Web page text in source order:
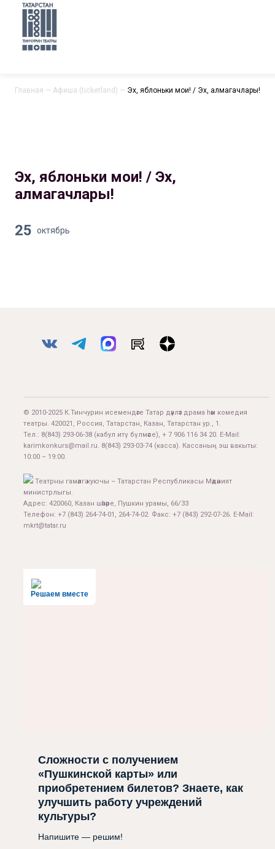
Главная — Афиша (ticketland) — Эх, яблоньки мои! / Эх, алмагачлары!
Эх, яблоньки мои! / Эх,
алмагачлары!
25 октябрь
© 2010-2025 К.Тинчурин исемендәге Татар дәүләт драма һәм комедия
театры. 420021, Россия, Татарстан, Казан, Татарстан ур., 1.
Тел.: 8(843) 293-06-38 (кабул итү бүлмәсе), + 7 906 116 34 20. E-Mail:
karimkonkurs@mail.ru. 8(843) 293-03-74 (касса). Кассаның эш вакыты:
10:00 – 19:00.
Театрны гамәлгә куючы – Татарстан Республикасы Мәдәният
министрлыгы.
Адрес: 420060, Казан шәһәре, Пушкин урамы, 66/33
Телефон: +7 (843) 264-74-01, 264-74-02. Факс: +7 (843) 292-07-26. E-Mail:
mkrt@tatar.ru
Решаем вместе
Сложности с получением
«Пушкинской карты» или
приобретением билетов? Знаете, как
улучшить работу учреждений
культуры?
Напишите — решим!